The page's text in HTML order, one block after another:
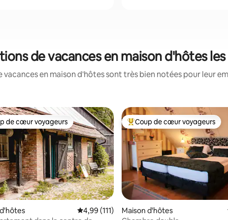
de vacances en maison d'hôtes
vacances en maison d'hôtes sont très bien notées pour leur
de cœur voyageurs les plus appréciés
de cœur voyageurs
Évaluation moyenne sur la base de 111
4,99 (111)
Coups de cœur voyageurs les
Coup de cœur voyageurs
Maison d'hôtes